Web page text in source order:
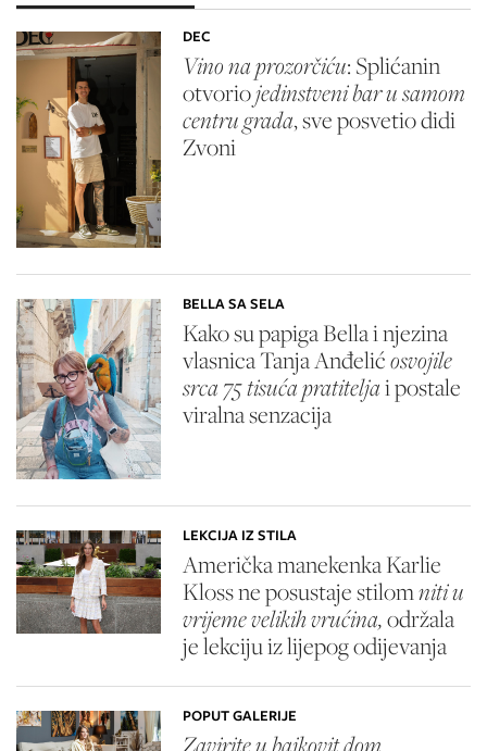
DEC
Vino na prozorčiću: Splićanin
otvoriojedinstveni bar u samom
centru grada, sve posvetio didi
Zvoni
BELLA SA SELA
Kako su papiga Bella i njezina
vlasnica Tanja Anđelićosvojile
srca 75 tisuća pratiteljai postale
viralna senzacija
LEKCIJA IZ STILA
Američka manekenka Karlie
Kloss ne posustaje stilomniti u
vrijeme velikih vrućina,održala
je lekciju iz lijepog odijevanja
POPUT GALERIJE
Zavirite u bajkovit dom